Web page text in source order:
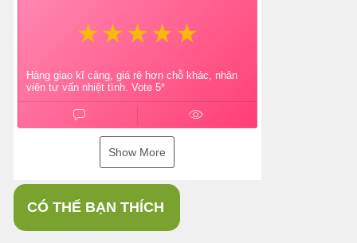
Hàng giao kĩ càng, giá rẻ hơn chỗ khác, nhân
viên tư vấn nhiệt tình. Vote 5*
Show More
CÓ THỂ BẠN THÍCH